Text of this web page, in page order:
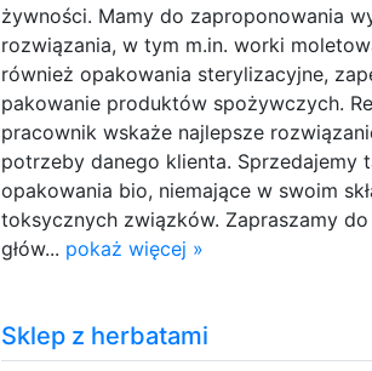
żywności. Mamy do zaproponowania
rozwiązania, w tym m.in. worki
również opakowania sterylizacyjne,
pakowanie produktów spożywczych.
pracownik wskaże najlepsze
potrzeby danego klienta. Sprzedajemy
opakowania bio, niemające w swoim
toksycznych związków. Zapraszamy
głów... pokaż więcej »
Sklep z herbatami